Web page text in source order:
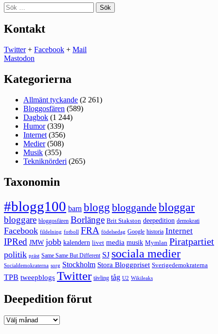
Sök
efter:
Kontakt
Twitter+ Facebook + Mail
Mastodon
Kategorierna
Allmänt tyckande (2 261)
Bloggosfären (589)
Dagbok (1 244)
Humor(339)
Internet (356)
Medier(508)
Musik (355)
Tekniknörderi (265)
Taxonomin
#blogg100 barn blogg bloggande bloggar
bloggare bloggosfären Borlänge Brit Stakston deepedition demokrati
Facebook fildelning fotboll FRA födelsedag Google historia Internet
IPRed JMW jobb kalendern livet media musik Mymlan Piratpartiet
politik präst Same Same But Different SJ sociala medier
Socialdemokraterna sorg Stockholm Stora Bloggpriset Sverigedemokraterna
TPB tweepblogs Twitter tävling tåg U2 Wikileaks
Deepedition förut
Deepedition